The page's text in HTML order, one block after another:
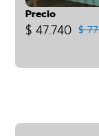
Precio
$ 47.740 $